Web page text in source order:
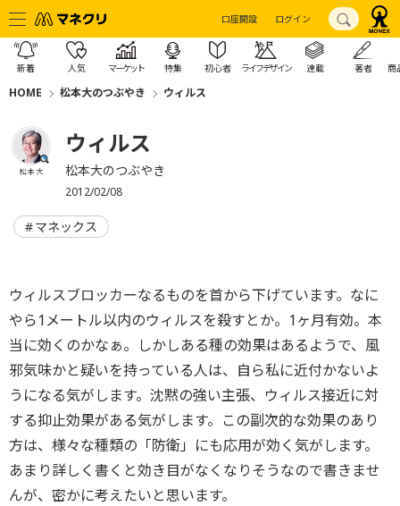
口座開設 ログイン
新着 人気 マーケット 特集 初心者 ライフデザイン 連載 著者 商
HOME 松本大のつぶやき ウィルス
松本 大
ウィルス
松本大のつぶやき
2012/02/08
マネックス
ウィルスブロッカーなるものを首から下げています。なに
やら1メートル以内のウィルスを殺すとか。1ヶ月有効。本
当に効くのかなぁ。しかしある種の効果はあるようで、風
邪気味かと疑いを持っている人は、自ら私に近付かないよ
うになる気がします。沈黙の強い主張、ウィルス接近に対
する抑止効果がある気がします。この副次的な効果のあり
方は、様々な種類の「防衛」にも応用が効く気がします。
あまり詳しく書くと効き目がなくなりそうなので書きませ
んが、密かに考えたいと思います。